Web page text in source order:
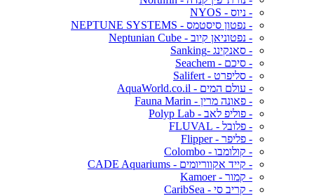
- ניוס - NYOS
- נפטון סיסטמס - NEPTUNE SYSTEMS
- נפטוניאן קיוב - Neptunian Cube
- סאנקינג -Sanking
- סיכם - Seachem
- סליפרט - Salifert
- עולם המים - AquaWorld.co.il
- פאונה מרין - Fauna Marin
- פוליפ לאב - Polyp Lab
- פלובל - FLUVAL
- פליפר - Flipper
- קולומבו - Colombo
- קייד אקווריומים - CADE Aquariums
- קמור - Kamoer
- קריב סי - CaribSea